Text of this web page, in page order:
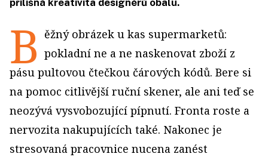
přílišná kreativita designérů obalu.
B ěžný obrázek u kas supermarketů:
pokladní ne a ne naskenovat zboží z
pásu pultovou čtečkou čárových kódů. Bere si
na pomoc citlivější ruční skener, ale ani teď se
neozývá vysvobozující pípnutí. Fronta roste a
nervozita nakupujících také. Nakonec je
stresovaná pracovnice nucena zanést